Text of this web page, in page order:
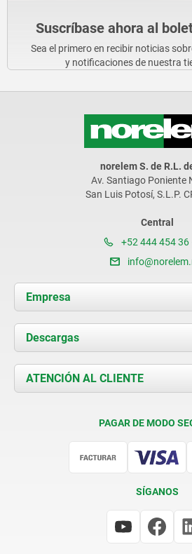
Suscríbase ahora al
Sea el primero en recibir noticias
y notificaciones de nuestra
norelem S. de R.L.
Av. Santiago Poniente
San Luis Potosí, S.L.P.
Central
+52 444 454 36
Empresa
Acerca de nosotros
Novedades
Contacto
Descargas
Documents
ATENCIÓN AL CLIENTE
PAGAR DE MODO
SÍGANOS